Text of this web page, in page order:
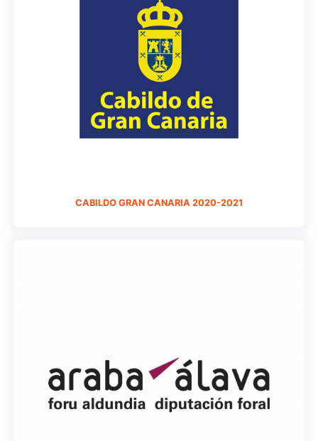
CABILDO GRAN CANARIA 2020-2021